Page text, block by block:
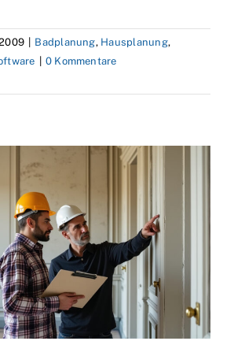
Badplanung, Hausplanung,
0 Kommentare